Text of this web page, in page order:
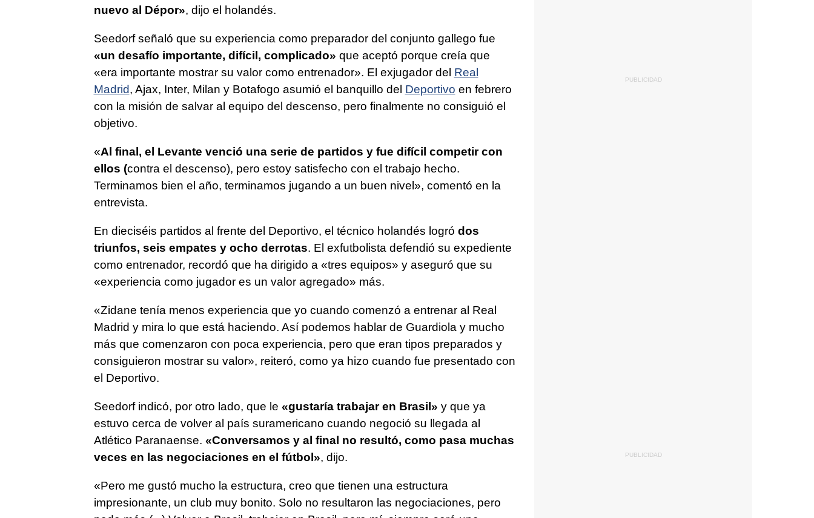
nuevo al Dépor», dijo el holandés.
Seedorf señaló que su experiencia como preparador del conjunto gallego fue
«un desafío importante, difícil, complicado» que aceptó porque creía que
«era importante mostrar su valor como entrenador». El exjugador del Real
Madrid, Ajax, Inter, Milan y Botafogo asumió el banquillo del Deportivo en febrero
con la misión de salvar al equipo del descenso, pero finalmente no consiguió el
objetivo.
«Al final, el Levante venció una serie de partidos y fue difícil competir con
ellos (contra el descenso), pero estoy satisfecho con el trabajo hecho.
Terminamos bien el año, terminamos jugando a un buen nivel», comentó en la
entrevista.
En dieciséis partidos al frente del Deportivo, el técnico holandés logró dos
triunfos, seis empates y ocho derrotas. El exfutbolista defendió su expediente
como entrenador, recordó que ha dirigido a «tres equipos» y aseguró que su
«experiencia como jugador es un valor agregado» más.
«Zidane tenía menos experiencia que yo cuando comenzó a entrenar al Real
Madrid y mira lo que está haciendo. Así podemos hablar de Guardiola y mucho
más que comenzaron con poca experiencia, pero que eran tipos preparados y
consiguieron mostrar su valor», reiteró, como ya hizo cuando fue presentado con
el Deportivo.
Seedorf indicó, por otro lado, que le «gustaría trabajar en Brasil» y que ya
estuvo cerca de volver al país suramericano cuando negoció su llegada al
Atlético Paranaense. «Conversamos y al final no resultó, como pasa muchas
veces en las negociaciones en el fútbol», dijo.
«Pero me gustó mucho la estructura, creo que tienen una estructura
impresionante, un club muy bonito. Solo no resultaron las negociaciones, pero